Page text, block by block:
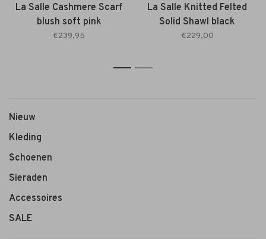
La Salle Cashmere Scarf
blush soft pink
€239,95
La Salle Knitted Felted
Solid Shawl black
€229,00
1 2
Nieuw
Kleding
Schoenen
Sieraden
Accessoires
SALE